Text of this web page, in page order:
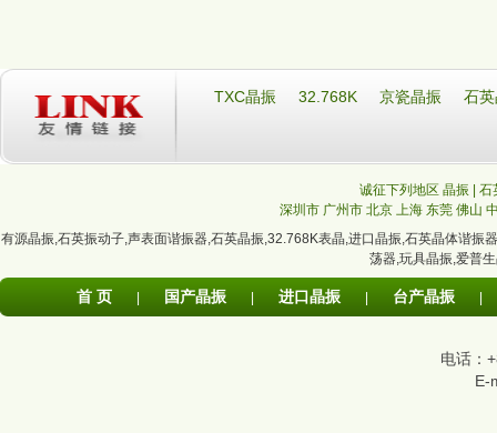
TXC晶振 32.768K 京瓷晶振 石
诚征下列地区 晶振 |
深圳市 广州市 北京 上海 东莞 佛山
有源晶振,石英振动子,声表面谐振器,石英晶振,32.768K表晶,进口晶振,石英晶体谐振器
荡器,玩具晶振,爱普
首 页 国产晶振 进口晶振 台产晶振
电话：
E-